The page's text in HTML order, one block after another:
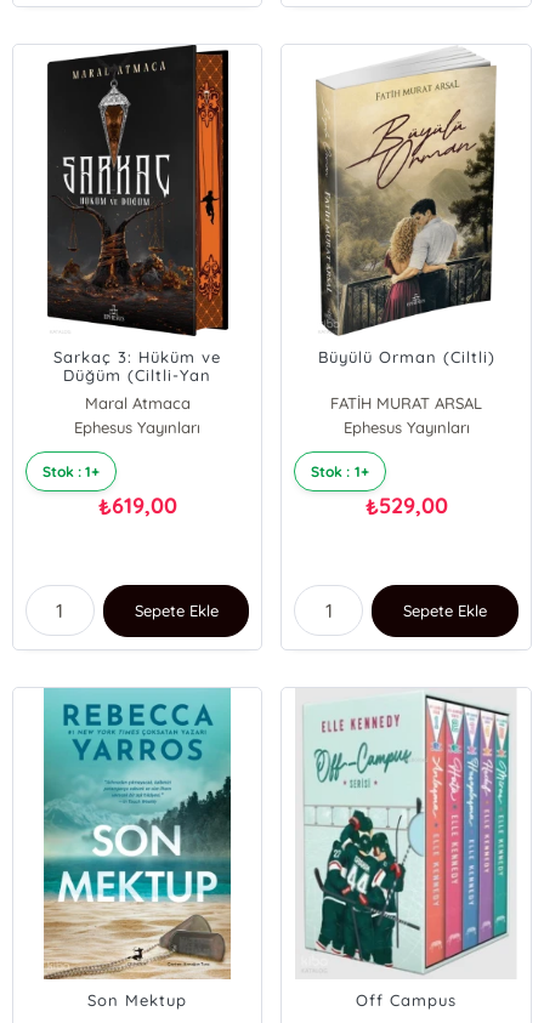
Sarkaç 3: Hüküm ve
Düğüm (Ciltli-Yan
Boyamalı)
Maral Atmaca
Ephesus Yayınları
Stok : 1+
₺619,00
Sepete Ekle
Büyülü Orman (Ciltli)
FATİH MURAT ARSAL
Ephesus Yayınları
Stok : 1+
₺529,00
Sepete Ekle
Son Mektup Off Campus